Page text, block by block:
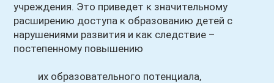
учреждения. Это приведет к значительному
расширению доступа к образованию детей с
нарушениями развития и как следствие –
постепенному повышению
их образовательного потенциала,